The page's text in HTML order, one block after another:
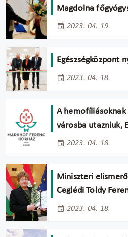
Magdolna
2023. 04. 19.
Egészségközpont
2023. 04. 18.
A hemofíliásoknak
városba utazniuk,
2023. 04. 18.
Miniszteri
Ceglédi Toldy
2023. 04. 18.